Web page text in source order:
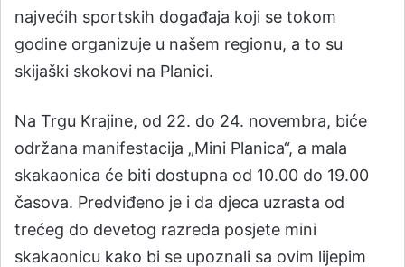
najvećih sportskih događaja koji se tokom
godine organizuje u našem regionu, a to su
skijaški skokovi na Planici.
Na Trgu Krajine, od 22. do 24. novembra, biće
održana manifestacija „Mini Planica“, a mala
skakaonica će biti dostupna od 10.00 do 19.00
časova. Predviđeno je i da djeca uzrasta od
trećeg do devetog razreda posjete mini
skakaonicu kako bi se upoznali sa ovim lijepim